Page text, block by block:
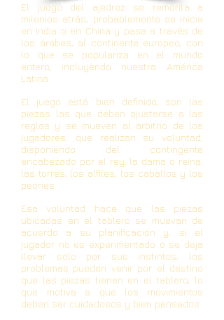
El juego del ajedrez se remonta a
milenios atrás, probablemente se inicia
en India o en China y pasa a través de
los árabes, al continente europeo, con
lo que se populariza en el mundo
entero, incluyendo nuestra América
Latina.
El juego está bien definido, son las
piezas las que deben ajustarse a las
reglas y se mueven al arbitrio de los
jugadores, que realizan su voluntad,
disponiendo del contingente
encabezado por el rey, la dama o reina,
las torres, los alfiles, los caballos y los
peones.
Esa voluntad hace que las piezas
ubicadas en el tablero se muevan de
acuerdo a su planificación y, si el
jugador no es experimentado o se deja
llevar solo por sus instintos, los
problemas pueden venir por el destino
que las piezas tienen en el tablero, lo
que motiva a que los movimientos
deben ser cuidadosos y bien pensados.